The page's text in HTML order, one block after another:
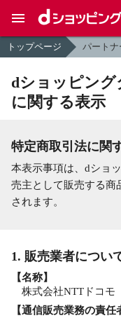
トップページ パートナ
dショッピング
に関する表示
特定商取引法に関
本表示事項は、dショ
売主として販売する商
されます。
1. 販売業者につい
【名称】
株式会社NTTドコモ
【通信販売業務の責任